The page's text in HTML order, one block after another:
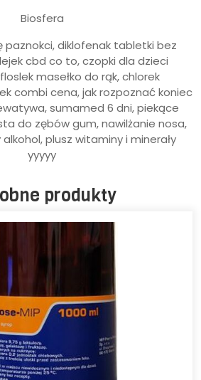
Biosfera
paznokci, diklofenak tabletki bez
cbd co to, czopki dla dzieci
masełko do rąk, chlorek
combi cena, jak rozpoznać koniec
sumamed 6 dni, piekące
do zębów gum, nawilżanie nosa,
plusz witaminy i minerały
yyyyy
produkty